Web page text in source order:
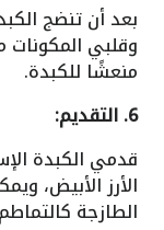
بعد أن تنضج
وقلبي
منعشًا للكبدة.
6. التقديم:
قدمي الكبدة
الأرز الأبيض،
الطازجة